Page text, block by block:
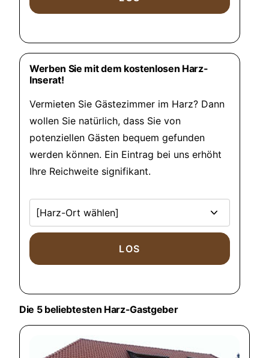
Werben Sie mit dem kostenlosen Harz-
Inserat!
Vermieten Sie Gästezimmer im Harz? Dann
wollen Sie natürlich, dass Sie von
potenziellen Gästen bequem gefunden
werden können. Ein Eintrag bei uns erhöht
Ihre Reichweite signifikant.
Die 5 beliebtesten Harz-Gastgeber